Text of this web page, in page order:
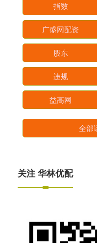
指数
广盛网配资
股东
违规
益高网
全部
关注 华林优配